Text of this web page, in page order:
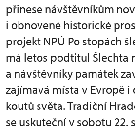
přinese návštěvníkům
i obnovené historické
projekt NPÚ Po stopách
má letos podtitul Šlechta
a návštěvníky památek
zajímavá místa v Evropě i
koutů světa. Tradiční
se uskuteční v sobotu 22.